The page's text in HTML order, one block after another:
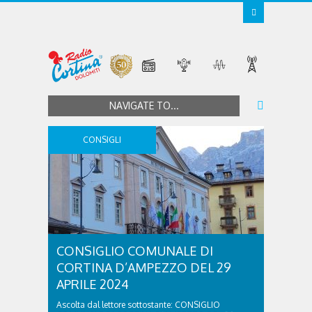
NAVIGATE TO...
CONSIGLI
CONSIGLIO COMUNALE DI
CORTINA D’AMPEZZO DEL 29
APRILE 2024
Ascolta dal lettore sottostante: CONSIGLIO